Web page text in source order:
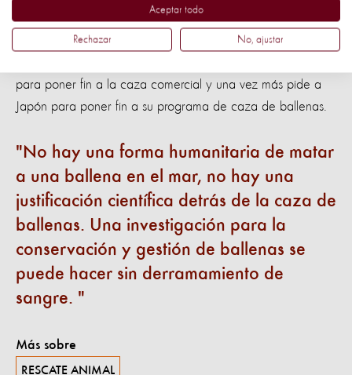
los programas 'científicas'.
para poner fin a la caza comercial y una vez más pide a
Japón para poner fin a su programa de caza de ballenas.
No hay una forma humanitaria de matar
a una ballena en el mar, no hay una
justificación científica detrás de la caza de
ballenas. Una investigación para la
conservación y gestión de ballenas se
puede hacer sin derramamiento de
sangre.
Más sobre
RESCATE ANIMAL
Aceptar todo
Rechazar No, ajustar